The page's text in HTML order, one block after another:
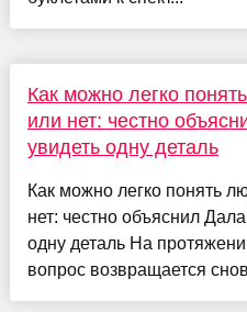
Как можно легко
или нет: честно
увидеть одну деталь
Как можно легко понять
нет: честно объяснил
одну деталь На
вопрос возвращается